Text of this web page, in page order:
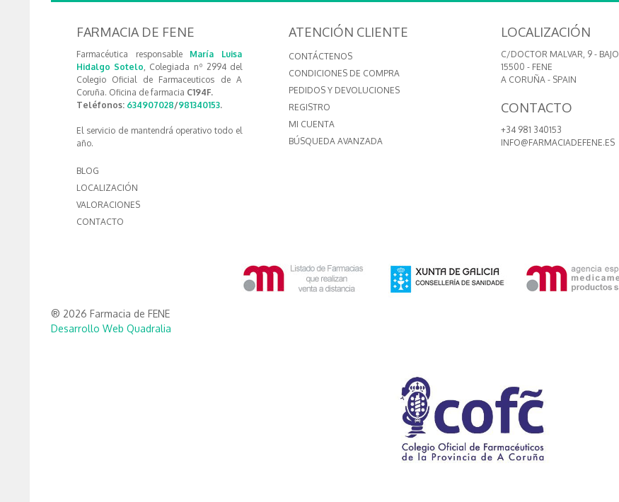
FARMACIA DE FENE
Farmacéutica responsable María Luisa
Hidalgo Sotelo, Colegiada nº 2994 del
Colegio Oficial de Farmaceuticos de A
Coruña. Oficina de farmacia C194F.
Teléfonos: 634907028/981340153.
El servicio de mantendrá operativo todo el
año.
BLOG
LOCALIZACIÓN
VALORACIONES
CONTACTO
ATENCIÓN CLIENTE
CONTÁCTENOS
CONDICIONES DE COMPRA
PEDIDOS Y DEVOLUCIONES
REGISTRO
MI CUENTA
BÚSQUEDA AVANZADA
LOCALIZACIÓN
C/DOCTOR MALVAR, 9 - BAJO
15500 - FENE
A CORUÑA - SPAIN
CONTACTO
+34 981 340153
INFO@FARMACIADEFENE.ES
® 2026 Farmacia de FENE
Desarrollo Web Quadralia